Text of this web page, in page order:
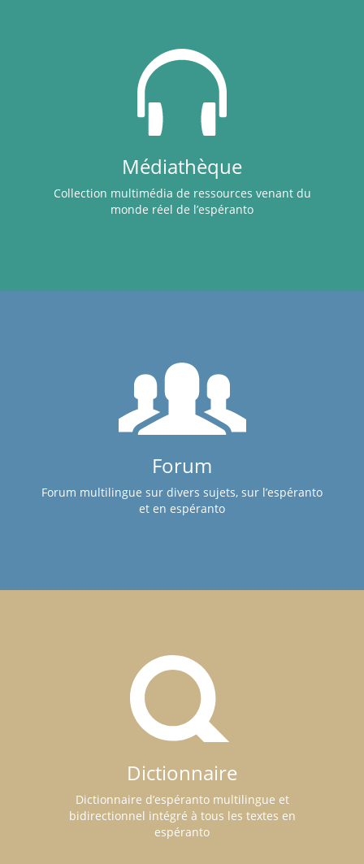
Médiathèque
Collection multimédia de ressources venant du
monde réel de l’espéranto
Forum
Forum multilingue sur divers sujets, sur l’espéranto
et en espéranto
Dictionnaire
Dictionnaire d’espéranto multilingue et
bidirectionnel intégré à tous les textes en
espéranto